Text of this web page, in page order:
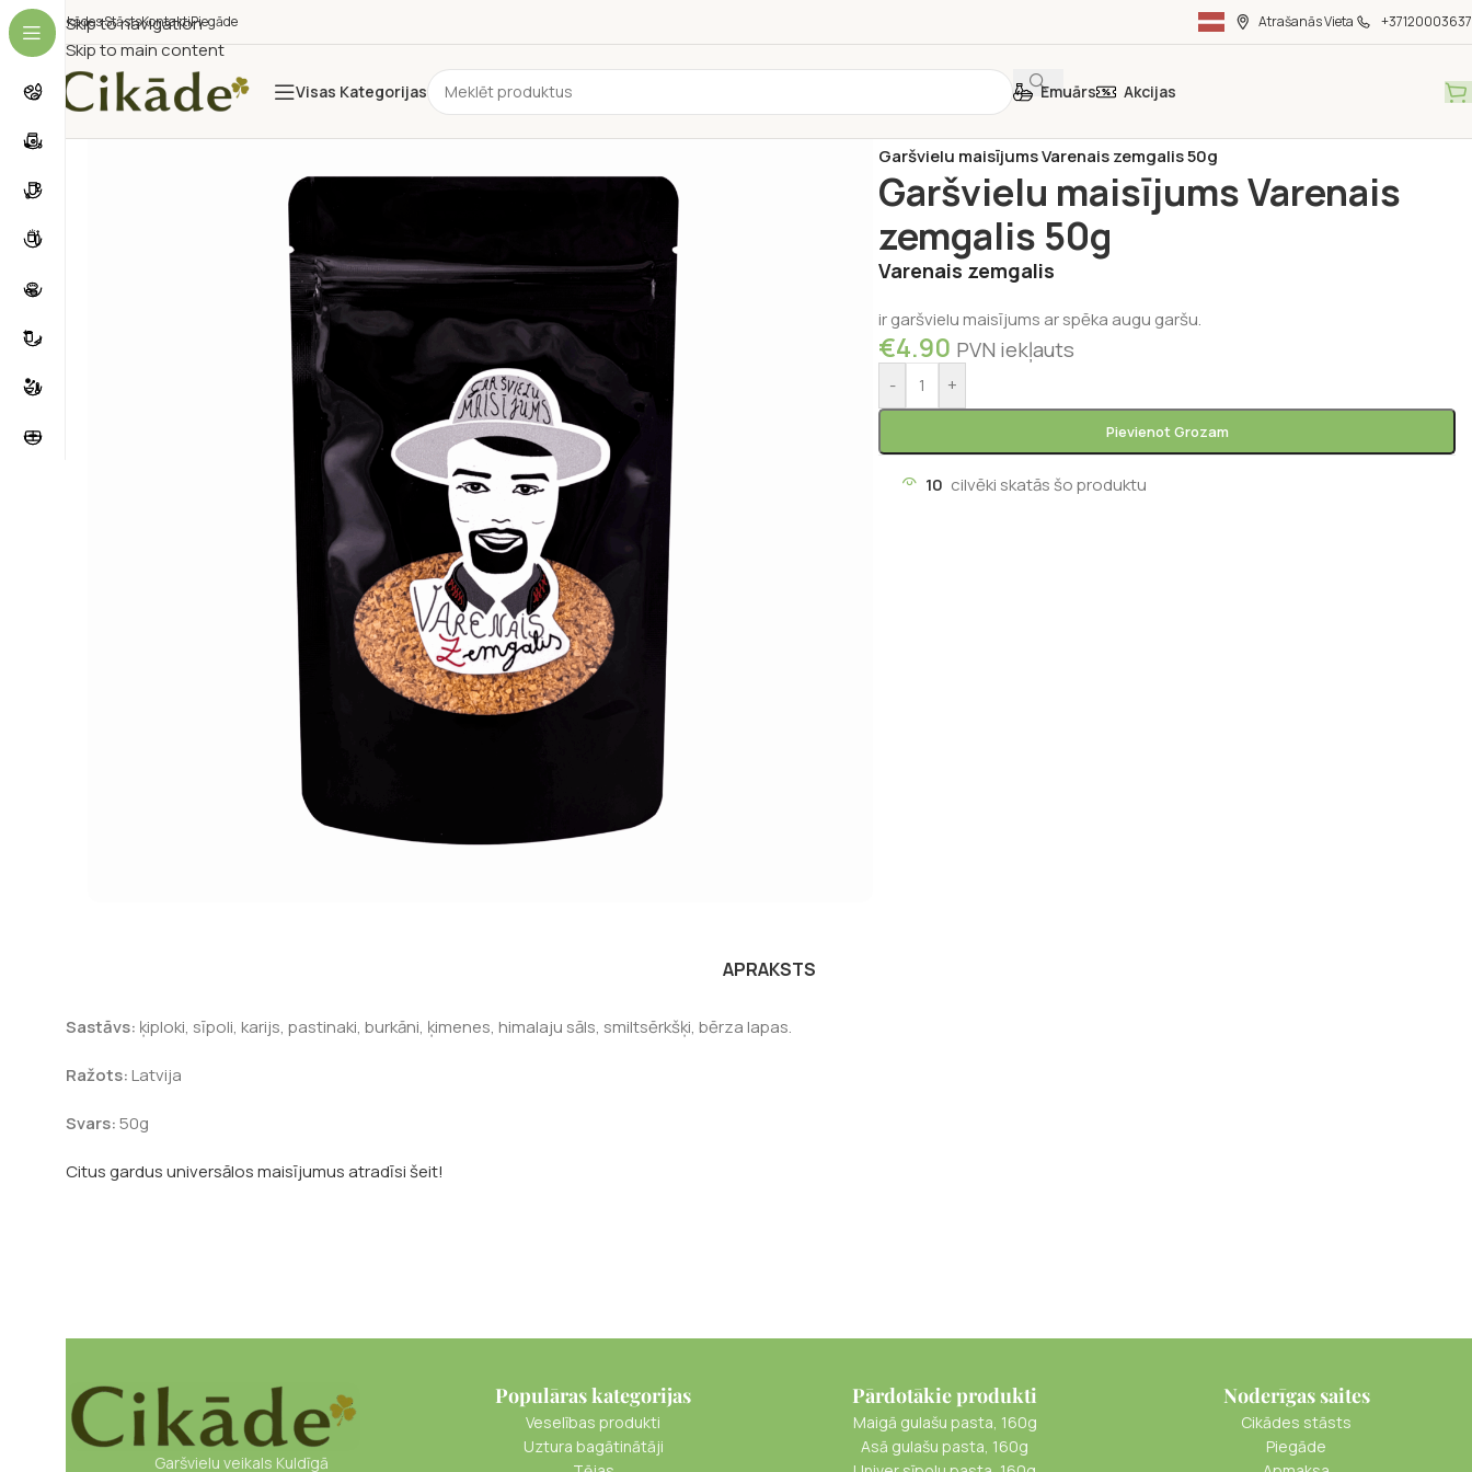
Skip to navigation
Skip to main content
Cikādes StāstsKontaktiPiegāde Atrašanās Vieta +37120003637
Visas Kategorijas Emuārs Akcijas
Garšvielu maisījums Varenais zemgalis 50g
Garšvielu maisījums Varenais
zemgalis 50g
Varenais zemgalis
ir garšvielu maisījums ar spēka augu garšu.
€4.90 PVN iekļauts
- +
Pievienot Grozam
10 cilvēki skatās šo produktu
APRAKSTS
Sastāvs: ķiploki, sīpoli, karijs, pastinaki, burkāni, ķimenes, himalaju sāls, smiltsērkšķi, bērza lapas.
Ražots:Latvija
Svars:50g
Citus gardus universālos maisījumus atradīsi šeit!
Garšvielu veikals Kuldīgā
Populāras kategorijas
Veselības produkti
Uztura bagātinātāji
Pārdotākie produkti
Maigā gulašu pasta, 160g
Asā gulašu pasta, 160g
Noderīgas saites
Cikādes stāsts
Piegāde